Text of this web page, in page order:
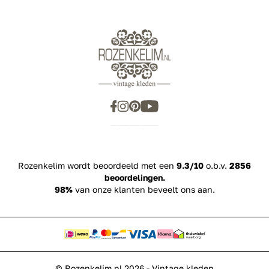
Rozenkelim wordt beoordeeld met een 9.3/10 o.b.v. 2856
beoordelingen.
98%van onze klanten beveelt ons aan.